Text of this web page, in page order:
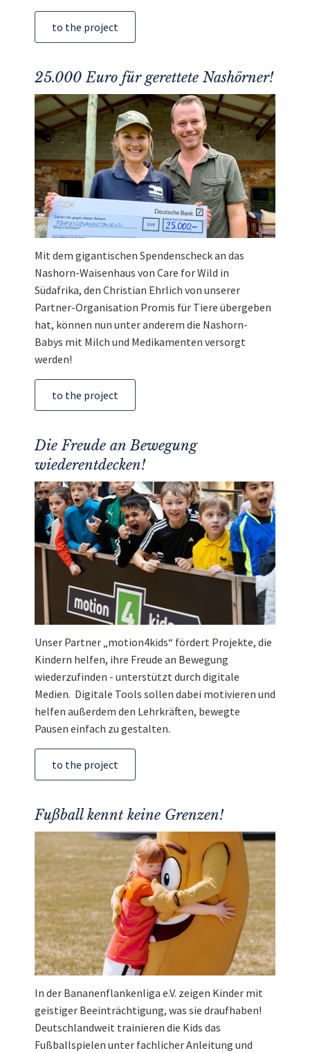
to the project
25.000 Euro für gerettete Nashörner!
Mit dem gigantischen Spendenscheck an das
Nashorn-Waisenhaus von Care for Wild in
Südafrika, den Christian Ehrlich von unserer
Partner-Organisation Promis für Tiere übergeben
hat, können nun unter anderem die Nashorn-
Babys mit Milch und Medikamenten versorgt
werden!
to the project
Die Freude an Bewegung
wiederentdecken!
Unser Partner „motion4kids“ fördert Projekte, die
Kindern helfen, ihre Freude an Bewegung
wiederzufinden - unterstützt durch digitale
Medien. Digitale Tools sollen dabei motivieren und
helfen außerdem den Lehrkräften, bewegte
Pausen einfach zu gestalten.
to the project
Fußball kennt keine Grenzen!
In der Bananenflankenliga e.V. zeigen Kinder mit
geistiger Beeinträchtigung, was sie draufhaben!
Deutschlandweit trainieren die Kids das
Fußballspielen unter fachlicher Anleitung und